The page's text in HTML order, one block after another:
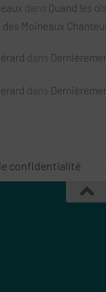
dans Quand les
Moineaux
dans
dans
confidentialité